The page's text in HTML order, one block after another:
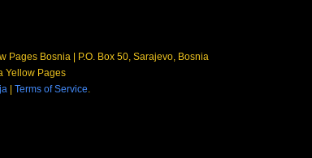
Pages Bosnia | P.O. Box 50, Sarajevo, Bosnia
Terms of Service.